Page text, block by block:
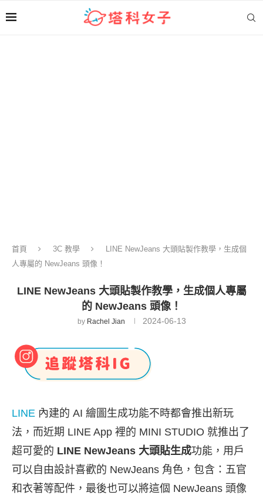
首頁 3C 教學
LINE NewJeans 大頭貼製作教學，生成個
人專屬的 NewJeans 頭像！
LINE NewJeans 大頭貼製作教學，生成個人專屬
的 NewJeans 頭像！
by Rachel Jian 2024-06-13
LINE 內建的 AI 繪圖生成功能不時都會推出新玩
法，而近期 LINE App 裡的 MINI STUDIO 就推出了
超可愛的 LINE NewJeans 大頭貼生成功能，用戶
可以自由設計喜歡的 NewJeans 角色，包含：五官
和衣著等配件，最後也可以將這個 NewJeans 頭像